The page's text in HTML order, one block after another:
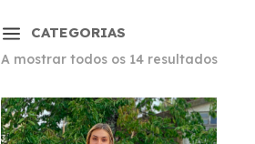
a CATEGORIAS
A mostrar todos os 14 resultadosSorted